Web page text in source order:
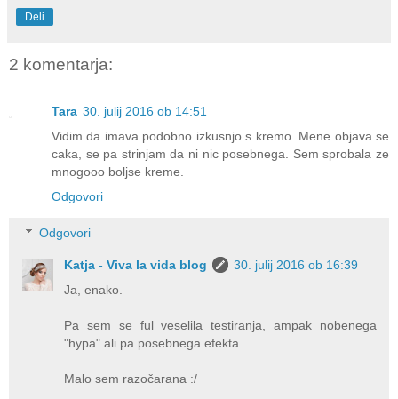
Deli
2 komentarja:
Tara 30. julij 2016 ob 14:51
Vidim da imava podobno izkusnjo s kremo. Mene objava se
caka, se pa strinjam da ni nic posebnega. Sem sprobala ze
mnogooo boljse kreme.
Odgovori
Odgovori
Katja - Viva la vida blog
30. julij 2016 ob 16:39
Ja, enako.
Pa sem se ful veselila testiranja, ampak nobenega
"hypa" ali pa posebnega efekta.
Malo sem razočarana :/